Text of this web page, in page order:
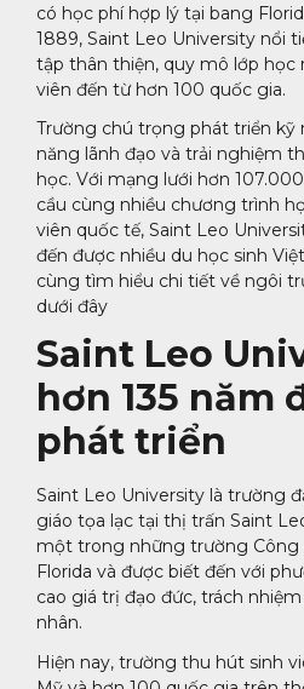
có học phí hợp lý tại bang
1889, Saint Leo University nổi
tập thân thiện, quy mô lớp học
viên đến từ hơn 100 quốc gia.
Trường chú trọng phát triển kỹ
năng lãnh đạo và trải nghiệm
học. Với mạng lưới hơn
cầu cùng nhiều chương trình
viên quốc tế, Saint Leo
đến được nhiều du học sinh
cùng tìm hiểu chi tiết về ngôi
dưới đây
Saint Leo
hơn 135 năm
phát triển
Saint Leo University là trường
giáo tọa lạc tại thị trấn Saint
một trong những trường Công
Florida và được biết đến với
cao giá trị đạo đức, trách
nhân.
Hiện nay, trường thu hút sinh